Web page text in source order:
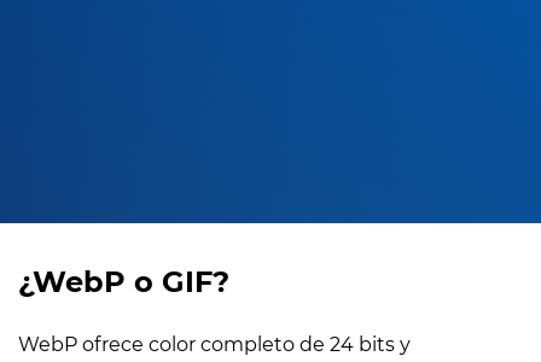
¿WebP o GIF?
WebP ofrece color completo de 24 bits y